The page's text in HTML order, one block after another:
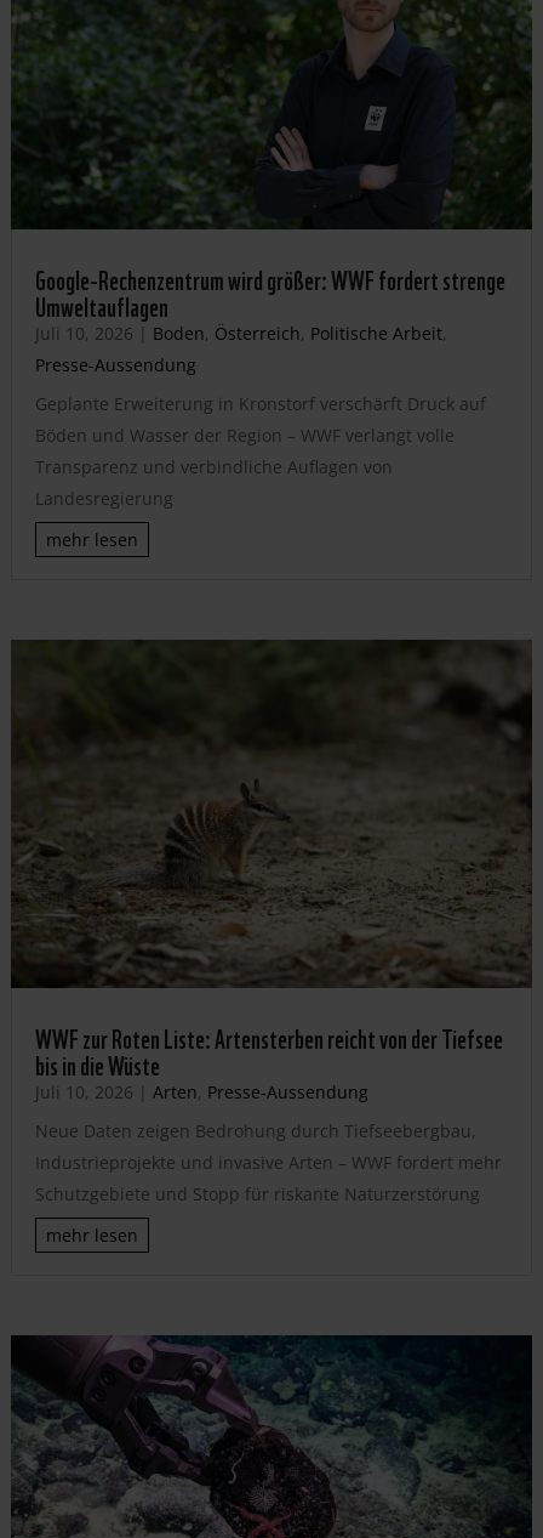
Google-Rechenzentrum wird größer: WWF fordert strenge
Umweltauflagen
Juli 10, 2026 | Boden, Österreich, Politische Arbeit,
Presse-Aussendung
Geplante Erweiterung in Kronstorf verschärft Druck auf
Böden und Wasser der Region – WWF verlangt volle
Transparenz und verbindliche Auflagen von
Landesregierung
mehr lesen
WWF zur Roten Liste: Artensterben reicht von der Tiefsee
bis in die Wüste
Juli 10, 2026 | Arten, Presse-Aussendung
Neue Daten zeigen Bedrohung durch Tiefseebergbau,
Industrieprojekte und invasive Arten – WWF fordert mehr
Schutzgebiete und Stopp für riskante Naturzerstörung
mehr lesen